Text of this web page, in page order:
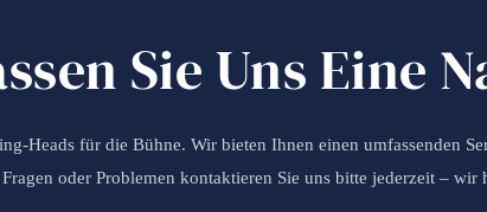
Sie Uns Eine
Heads für die Bühne. Wir bieten Ihnen einen umfassenden
oder Problemen kontaktieren Sie uns bitte jederzeit – wir